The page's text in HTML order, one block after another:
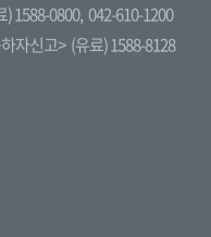
) 1588-0800, 042-610-1200
자신고> (유료) 1588-8128